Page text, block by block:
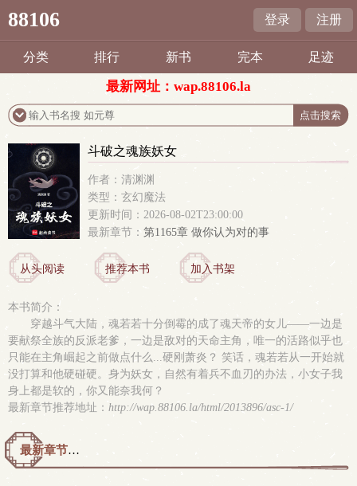
88106 登录 注册
分类 排行 新书 完本 足迹
最新网址：wap.88106.la
斗破之魂族妖女
作者：清渊渊
类型：玄幻魔法
更新时间：2026-08-02T23:00:00
最新章节： 第1165章 做你认为对的事
从头阅读 推荐本书 加入书架
本书简介：
穿越斗气大陆，魂若若十分倒霉的成了魂天帝的女儿——一边是
要献祭全族的反派老爹，一边是敌对的天命主角，唯一的活路似乎也
只能在主角崛起之前做点什么...硬刚萧炎？ 笑话，魂若若从一开始就
没打算和他硬碰硬。身为妖女，自然有着兵不血刃的办法，小女子我
身上都是软的，你又能奈我何？
最新章节推荐地址： http://wap.88106.la/html/2013896/asc-1/
最新章节预览 更新时间：2026-08-02T23:00:00